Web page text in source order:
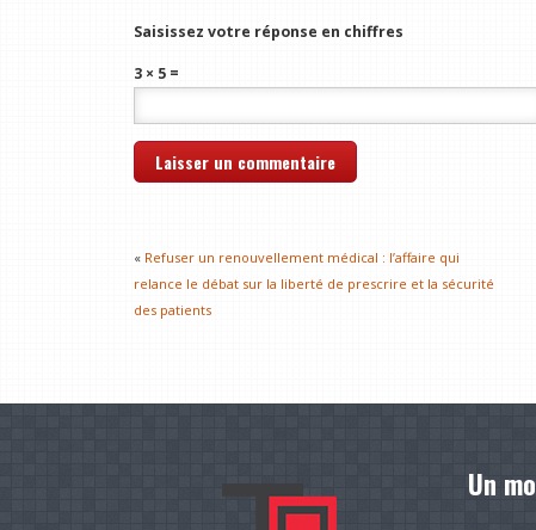
Saisissez votre réponse en chiffres
3 × 5 =
« Refuser un renouvellement médical : l’affaire qui
relance le débat sur la liberté de prescrire et la sécurité
des patients
Un